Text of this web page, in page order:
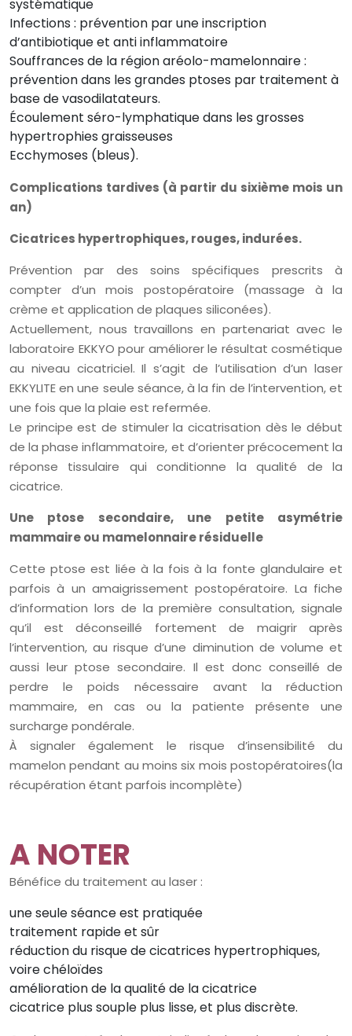
systématique
Infections : prévention par une inscription
d’antibiotique et anti inflammatoire
Souffrances de la région aréolo-mamelonnaire :
prévention dans les grandes ptoses par traitement à
base de vasodilatateurs.
Écoulement séro-lymphatique dans les grosses
hypertrophies graisseuses
Ecchymoses (bleus).
Complications tardives (à partir du sixième mois un
an)
Cicatrices hypertrophiques, rouges, indurées.
Prévention par des soins spécifiques prescrits à
compter d’un mois postopératoire (massage à la
crème et application de plaques siliconées).
Actuellement, nous travaillons en partenariat avec le
laboratoire EKKYO pour améliorer le résultat cosmétique
au niveau cicatriciel. Il s’agit de l’utilisation d’un laser
EKKYLITE en une seule séance, à la fin de l’intervention, et
une fois que la plaie est refermée.
Le principe est de stimuler la cicatrisation dès le début
de la phase inflammatoire, et d’orienter précocement la
réponse tissulaire qui conditionne la qualité de la
cicatrice.
Une ptose secondaire, une petite asymétrie
mammaire ou mamelonnaire résiduelle
Cette ptose est liée à la fois à la fonte glandulaire et
parfois à un amaigrissement postopératoire. La fiche
d’information lors de la première consultation, signale
qu’il est déconseillé fortement de maigrir après
l’intervention, au risque d’une diminution de volume et
aussi leur ptose secondaire. Il est donc conseillé de
perdre le poids nécessaire avant la réduction
mammaire, en cas ou la patiente présente une
surcharge pondérale.
À signaler également le risque d’insensibilité du
mamelon pendant au moins six mois postopératoires(la
récupération étant parfois incomplète)
A NOTER
Bénéfice du traitement au laser :
une seule séance est pratiquée
traitement rapide et sûr
réduction du risque de cicatrices hypertrophiques,
voire chéloïdes
amélioration de la qualité de la cicatrice
cicatrice plus souple plus lisse, et plus discrète.